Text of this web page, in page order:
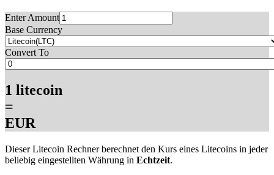
Enter Amount
Base Currency
Convert To
1 litecoin
=
EUR
Dieser Litecoin Rechner berechnet den Kurs eines Litecoins in jeder
beliebig eingestellten Währung in Echtzeit.